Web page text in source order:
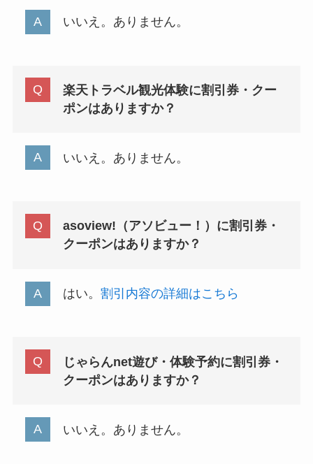
いいえ。ありません。
楽天トラベル観光体験に割引券・クー
ポンはありますか？
いいえ。ありません。
asoview!（アソビュー！）に割引券・
クーポンはありますか？
はい。 割引内容の詳細はこちら
じゃらんnet遊び・体験予約に割引券・
クーポンはありますか？
いいえ。ありません。